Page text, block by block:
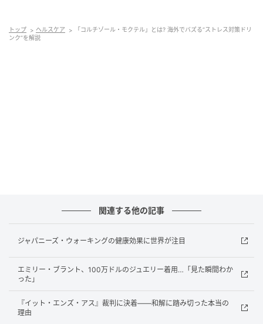
ン）」への効果については、慎重に見る必要がある。
ベリーにバナナは逆効果？ 研究で判明した栄
養吸収率“84％低下”
の記事をもっとみる
トップ ヘルスケア
「コルチゾール・モクテル」とは? 海外でバズる“ストレス対策ドリ
ンク”を解説
関連する他の記事
ジャパニーズ・ウォーキングの健康効果に世界が注目
エミリー・ブラント、100万ドルのジュエリー着用…「見た瞬間わか
った」
『イット・エンズ・アス』裁判に決着——和解に踏み切った本当の
理由